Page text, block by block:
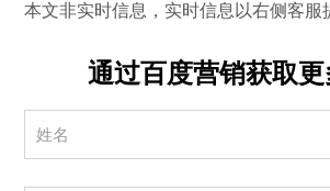
本文非实时信息，实时信息以右侧客服
通过百度营销获取